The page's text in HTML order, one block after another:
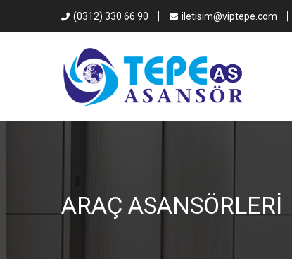
(0312) 330 66 90 iletisim@viptepe.com
ARAÇ ASANSÖRLERI